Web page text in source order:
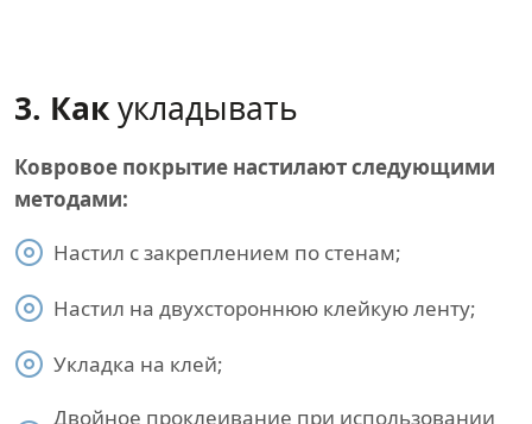
3. Какукладывать
Ковровое покрытие настилают следующими
методами:
Настил с закреплением по стенам;
Настил на двухстороннюю клейкую ленту;
Укладка на клей;
Двойное проклеивание при использовании